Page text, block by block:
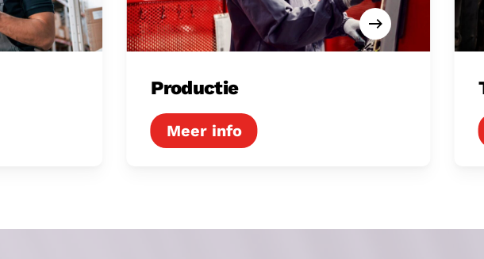
Productie